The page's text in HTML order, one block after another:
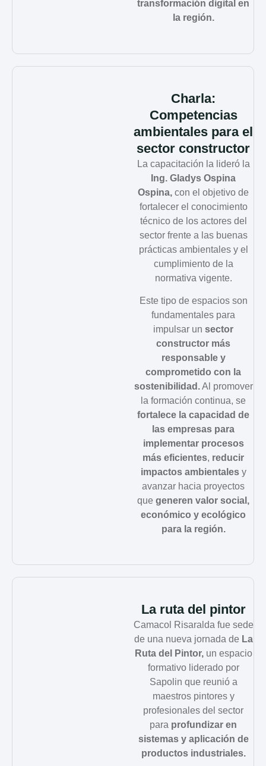
transformación digital en
la región.
Charla:
Competencias
ambientales para el
sector constructor
La capacitación la lideró la
Ing. Gladys Ospina
Ospina, con el objetivo de
fortalecer el conocimiento
técnico de los actores del
sector frente a las buenas
prácticas ambientales y el
cumplimiento de la
normativa vigente.
Este tipo de espacios son
fundamentales para
impulsar un sector
constructor más
responsable y
comprometido con la
sostenibilidad.Al promover
la formación continua, se
fortalece la capacidad de
las empresas para
implementar procesos
más eficientes, reducir
impactos ambientalesy
avanzar hacia proyectos
que generen valor social,
económico y ecológico
para la región.
La ruta del pintor
Camacol Risaralda fue sede
de una nueva jornada de La
Ruta del Pintor,un espacio
formativo liderado por
Sapolin que reunió a
maestros pintores y
profesionales del sector
para profundizar en
sistemas y aplicación de
productos industriales.